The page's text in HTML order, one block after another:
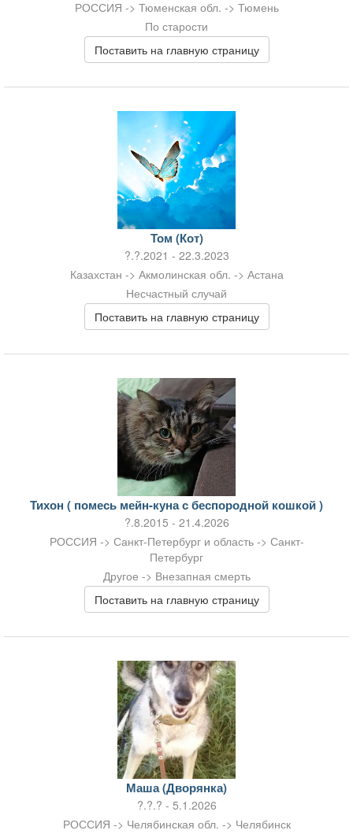
РОССИЯ -> Тюменская обл. -> Тюмень
По старости
Поставить на главную страницу
Том (Кот)
?.?.2021 - 22.3.2023
Казахстан -> Акмолинская обл. -> Астана
Несчастный случай
Поставить на главную страницу
Тихон ( помесь мейн-куна с беспородной кошкой )
?.8.2015 - 21.4.2026
РОССИЯ -> Санкт-Петербург и область -> Санкт-
Петербург
Другое -> Внезапная смерть
Поставить на главную страницу
Маша (Дворянка)
?.?.? - 5.1.2026
РОССИЯ -> Челябинская обл. -> Челябинск